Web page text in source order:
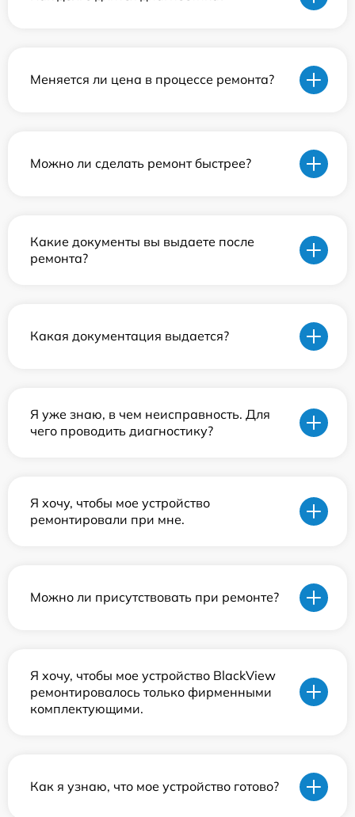
Меняется ли цена в процессе ремонта?
Можно ли сделать ремонт быстрее?
Какие документы вы выдаете после
ремонта?
Какая документация выдается?
Я уже знаю, в чем неисправность. Для
чего проводить диагностику?
Я хочу, чтобы мое устройство
ремонтировали при мне.
Можно ли присутствовать при ремонте?
Я хочу, чтобы мое устройство BlackView
ремонтировалось только фирменными
комплектующими.
Как я узнаю, что мое устройство готово?